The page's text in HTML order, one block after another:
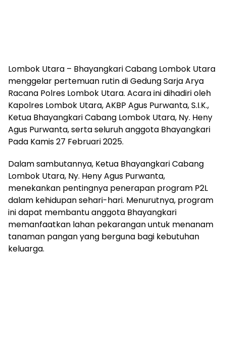
Lombok Utara – Bhayangkari Cabang Lombok Utara
menggelar pertemuan rutin di Gedung Sarja Arya
Racana Polres Lombok Utara. Acara ini dihadiri oleh
Kapolres Lombok Utara, AKBP Agus Purwanta, S.I.K.,
Ketua Bhayangkari Cabang Lombok Utara, Ny. Heny
Agus Purwanta, serta seluruh anggota Bhayangkari
Pada Kamis 27 Februari 2025.
Dalam sambutannya, Ketua Bhayangkari Cabang
Lombok Utara, Ny. Heny Agus Purwanta,
menekankan pentingnya penerapan program P2L
dalam kehidupan sehari-hari. Menurutnya, program
ini dapat membantu anggota Bhayangkari
memanfaatkan lahan pekarangan untuk menanam
tanaman pangan yang berguna bagi kebutuhan
keluarga.